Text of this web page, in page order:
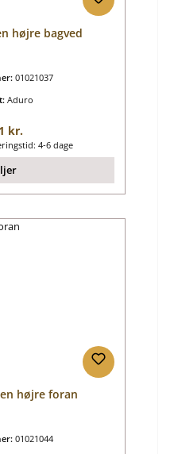
højre bagved
01021037
Aduro
pris:
kr.
4-6 dage
højre foran
01021044